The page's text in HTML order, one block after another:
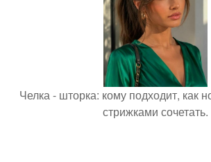
Челка - шторка: кому подходит, как
стрижками сочетать.